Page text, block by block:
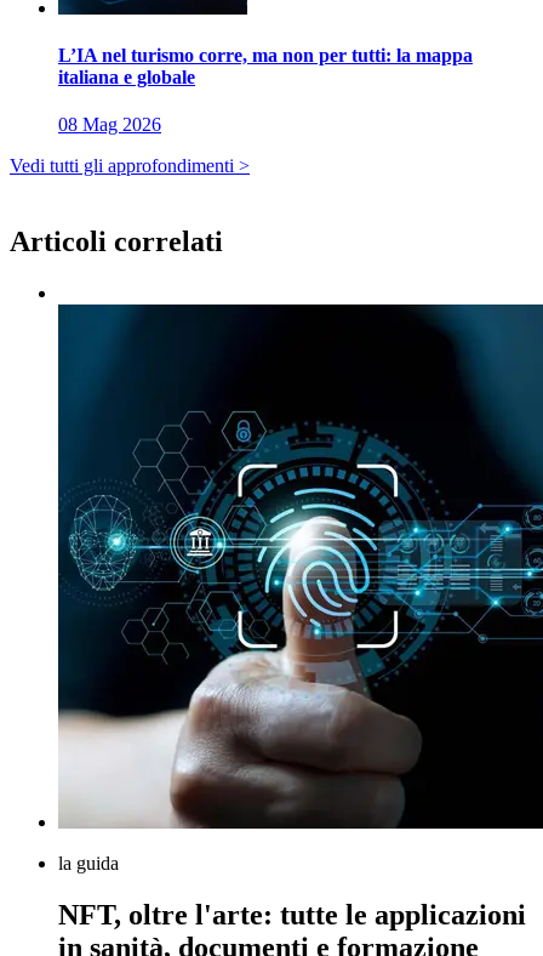
L’IA nel turismo corre, ma non per tutti: la mappa
italiana e globale
08 Mag 2026
Vedi tutti gli approfondimenti >
Articoli correlati
la guida
NFT, oltre l'arte: tutte le applicazioni
in sanità, documenti e formazione